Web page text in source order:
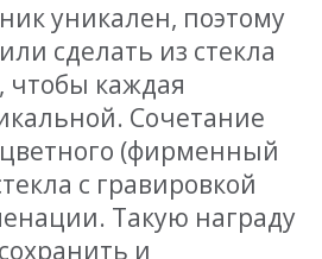
уникален, поэтому
сделать из стекла
чтобы каждая
Сочетание
(фирменный
с гравировкой
Такую награду
и